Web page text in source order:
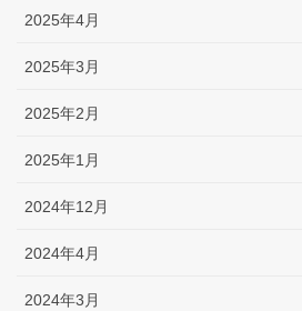
2025年4月
2025年3月
2025年2月
2025年1月
2024年12月
2024年4月
2024年3月